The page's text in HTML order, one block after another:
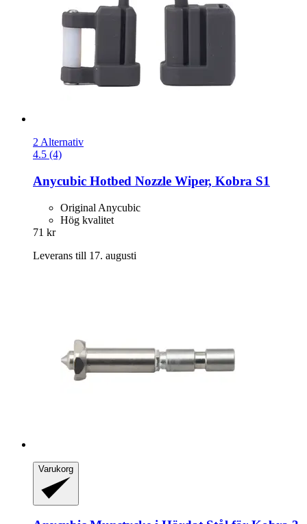
2 Alternativ
4.5 (4)
Anycubic Hotbed Nozzle Wiper, Kobra S1
Original Anycubic
Hög kvalitet
71 kr
Leverans till 17. augusti
Varukorg